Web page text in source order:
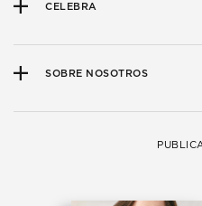
CELEBRA
SOBRE NOSOTROS